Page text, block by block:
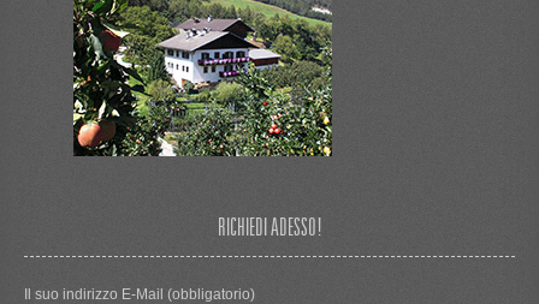
RICHIEDI ADESSO!
Il suo indirizzo E-Mail (obbligatorio)